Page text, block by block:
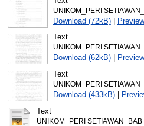
UNIKOM_PERI
Download (72kB)| Preview
Text
UNIKOM_PERI
Download (62kB)|
Preview
Text
UNIKOM_PERI
Download (433kB)|
Text
UNIKOM_PERI SETIAWAN_BAB